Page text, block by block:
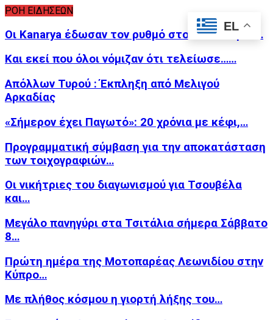
ΡΟΗ ΕΙΔΗΣΕΩΝ
Οι Kanarya έδωσαν τον ρυθμό στον «Φλοίσβο»…
Και εκεί που όλοι νόμιζαν ότι τελείωσε……
Απόλλων Τυρού : Έκπληξη από Μελιγού
Αρκαδίας
«Σήμερον έχει Παγωτό»: 20 χρόνια με κέφι,…
Προγραμματική σύμβαση για την αποκατάσταση
των τοιχογραφιών…
Οι νικήτριες του διαγωνισμού για Τσουβέλα
και…
Μεγάλο πανηγύρι στα Τσιτάλια σήμερα Σάββατο
8…
Πρώτη ημέρα της Μοτοπαρέας Λεωνιδίου στην
Κύπρο…
Με πλήθος κόσμου η γιορτή λήξης του…
EL